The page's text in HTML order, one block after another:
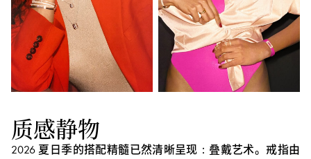
质感静物
2026 夏日季的搭配精髓已然清晰呈现：叠戴艺术。戒指由